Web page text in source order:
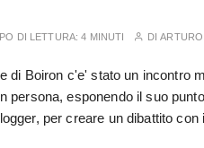
DI LETTURA:4 MINUTI DIARTURO
di Boiron c'e' stato un incontro
persona, esponendo il suo
per creare un dibattito